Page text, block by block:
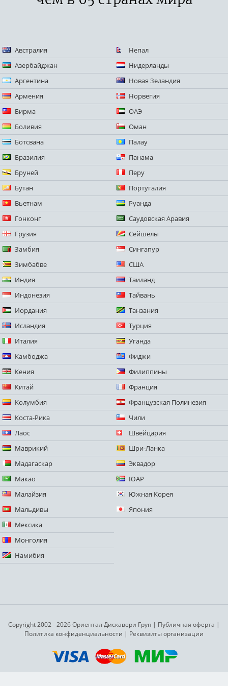
Австралия
Азербайджан
Аргентина
Армения
Бирма
Боливия
Ботсвана
Бразилия
Бруней
Бутан
Вьетнам
Гонконг
Грузия
Замбия
Зимбабве
Индия
Индонезия
Иордания
Исландия
Италия
Камбоджа
Кения
Китай
Колумбия
Коста-Рика
Лаос
Маврикий
Мадагаскар
Макао
Малайзия
Мальдивы
Мексика
Монголия
Намибия
Непал
Нидерланды
Новая Зеландия
Норвегия
ОАЭ
Оман
Палау
Панама
Перу
Португалия
Руанда
Саудовская Аравия
Сейшелы
Сингапур
США
Таиланд
Тайвань
Танзания
Турция
Уганда
Фиджи
Филиппины
Франция
Французская Полинезия
Чили
Швейцария
Шри-Ланка
Эквадор
ЮАР
Южная Корея
Япония
Copyright 2002 - 2026 Ориентал Дискавери Груп | Публичная оферта |
Политика конфиденциальности | Реквизиты организации